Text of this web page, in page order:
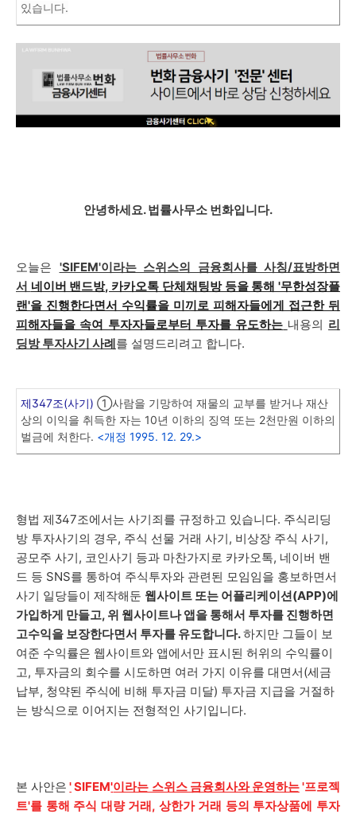
있습니다.
안녕하세요. 법률사무소 번화입니다.
오늘은 'SIFEM'이라는 스위스의 금융회사를 사칭/표방하면
서 네이버 밴드방, 카카오톡 단체채팅방 등을 통해 '무한성장플
랜'을 진행한다면서 수익률을 미끼로 피해자들에게 접근한 뒤
피해자들을 속여 투자자들로부터 투자를 유도하는 내용의 리
딩방 투자사기 사례를 설명드리려고 합니다.
제347조(사기) ①사람을 기망하여 재물의 교부를 받거나 재산
상의 이익을 취득한 자는 10년 이하의 징역 또는 2천만원 이하의
벌금에 처한다. <개정 1995. 12. 29.>
형법 제347조에서는 사기죄를 규정하고 있습니다. 주식리딩
방 투자사기의 경우, 주식 선물 거래 사기, 비상장 주식 사기,
공모주 사기, 코인사기 등과 마찬가지로 카카오톡, 네이버 밴
드 등 SNS를 통하여 주식투자와 관련된 모임임을 홍보하면서
사기 일당들이 제작해둔 웹사이트 또는 어플리케이션(APP)에
가입하게 만들고, 위 웹사이트나 앱을 통해서 투자를 진행하면
고수익을 보장한다면서 투자를 유도합니다.하지만 그들이 보
여준 수익률은 웹사이트와 앱에서만 표시된 허위의 수익률이
고, 투자금의 회수를 시도하면 여러 가지 이유를 대면서(세금
납부, 청약된 주식에 비해 투자금 미달) 투자금 지급을 거절하
는 방식으로 이어지는 전형적인 사기입니다.
본 사안은 'SIFEM'이라는 스위스 금융회사와 운영하는'프로젝
트'를 통해 주식 대량 거래, 상한가 거래 등의 투자상품에 투자